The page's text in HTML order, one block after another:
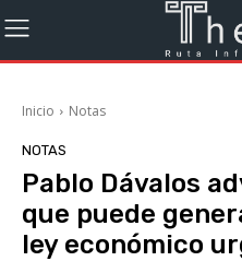
Inicio Notas
NOTAS
Pablo Dávalos
que puede
ley económico